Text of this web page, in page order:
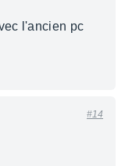
l'ancien pc
#14